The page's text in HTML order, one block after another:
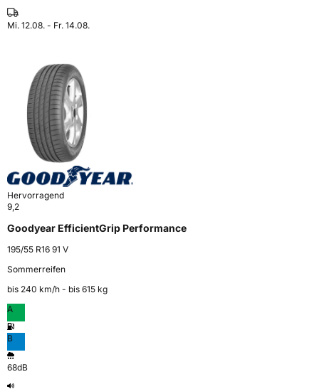
Mi. 12.08. - Fr. 14.08.
Hervorragend
9,2
Goodyear EfficientGrip Performance
195/55 R16 91 V
Sommerreifen
bis 240 km⁠/⁠h - bis 615 kg
A
B
68dB